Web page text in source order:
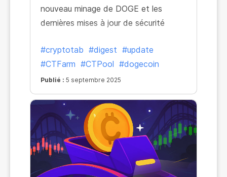
nouveau minage de DOGE et les
dernières mises à jour de sécurité
#cryptotab #digest #update
#CTFarm #CTPool #dogecoin
Publié : 5 septembre 2025